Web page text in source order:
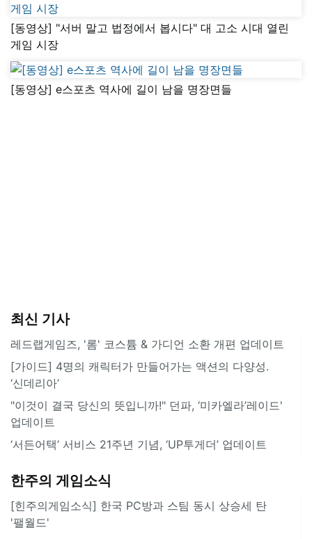
[동영상] "서버 말고 법정에서 봅시다" 대 고소 시대 열린
게임 시장
[동영상] e스포츠 역사에 길이 남을 명장면들
최신 기사
레드랩게임즈, '롬' 코스튬 & 가디언 소환 개편 업데이트
[가이드] 4명의 캐릭터가 만들어가는 액션의 다양성.
‘신데리아’
"이것이 결국 당신의 뜻입니까!" 던파, ‘미카엘라’레이드'
업데이트
‘서든어택’ 서비스 21주년 기념, ‘UP투게더’ 업데이트
한주의 게임소식
[힌주의게임소식] 한국 PC방과 스팀 동시 상승세 탄
'팰월드'